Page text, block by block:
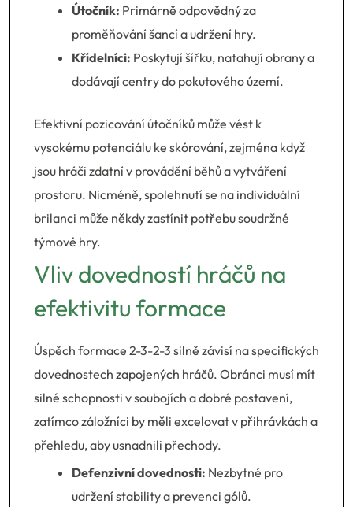
Útočník: Primárně odpovědný za
proměňování šancí a udržení hry.
Křídelníci: Poskytují šířku, natahují obrany a
dodávají centry do pokutového území.
Efektivní pozicování útočníků může vést k
vysokému potenciálu ke skórování, zejména když
jsou hráči zdatní v provádění běhů a vytváření
prostoru. Nicméně, spolehnutí se na individuální
brilanci může někdy zastínit potřebu soudržné
týmové hry.
Vliv dovedností hráčů na
efektivitu formace
Úspěch formace 2-3-2-3 silně závisí na specifických
dovednostech zapojených hráčů. Obránci musí mít
silné schopnosti v soubojích a dobré postavení,
zatímco záložníci by měli excelovat v přihrávkách a
přehledu, aby usnadnili přechody.
Defenzivní dovednosti: Nezbytné pro
udržení stability a prevenci gólů.